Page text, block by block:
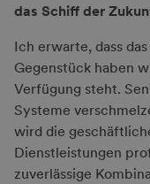
das Schiff der
Ich erwarte, dass
Gegenstück haben
Verfügung steht.
Systeme
wird die
Dienstleistungen
zuverlässige